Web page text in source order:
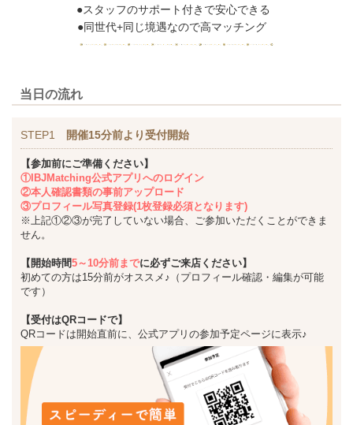
●スタッフのサポート付きで安心できる
●同世代+同じ境遇なので高マッチング
当日の流れ
STEP1 開催15分前より受付開始
【参加前にご準備ください】
①IBJMatching公式アプリへのログイン
②本人確認書類の事前アップロード
③プロフィール写真登録(1枚登録必須となります)
※上記①②③が完了していない場合、ご参加いただくことができま
せん。
【開始時間5～10分前までに必ずご来店ください】
初めての方は15分前がオススメ♪（プロフィール確認・編集が可能
です）
【受付はQRコードで】
QRコードは開始直前に、公式アプリの参加予定ページに表示♪